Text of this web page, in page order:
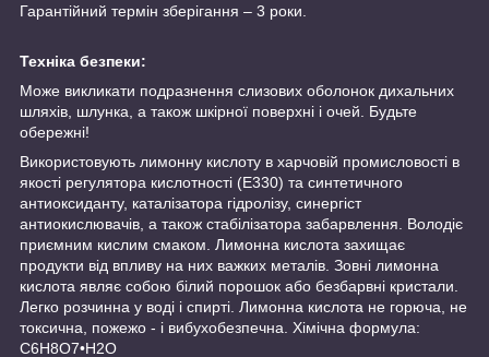
Гарантійний термін зберігання – 3 роки.
Техніка безпеки:
Може викликати подразнення слизових оболонок дихальних
шляхів, шлунка, а також шкірної поверхні і очей. Будьте
обережні!
Використовують лимонну кислоту в харчовій промисловості в
якості регулятора кислотності (Е330) та синтетичного
антиоксиданту, каталізатора гідролізу, синергіст
антиокислювачів, а також стабілізатора забарвлення. Володіє
приємним кислим смаком. Лимонна кислота захищає
продукти від впливу на них важких металів. Зовні лимонна
кислота являє собою білий порошок або безбарвні кристали.
Легко розчинна у воді і спирті. Лимонна кислота не горюча, не
токсична, пожежо - і вибухобезпечна. Хімічна формула:
С6Н8О7•H2O